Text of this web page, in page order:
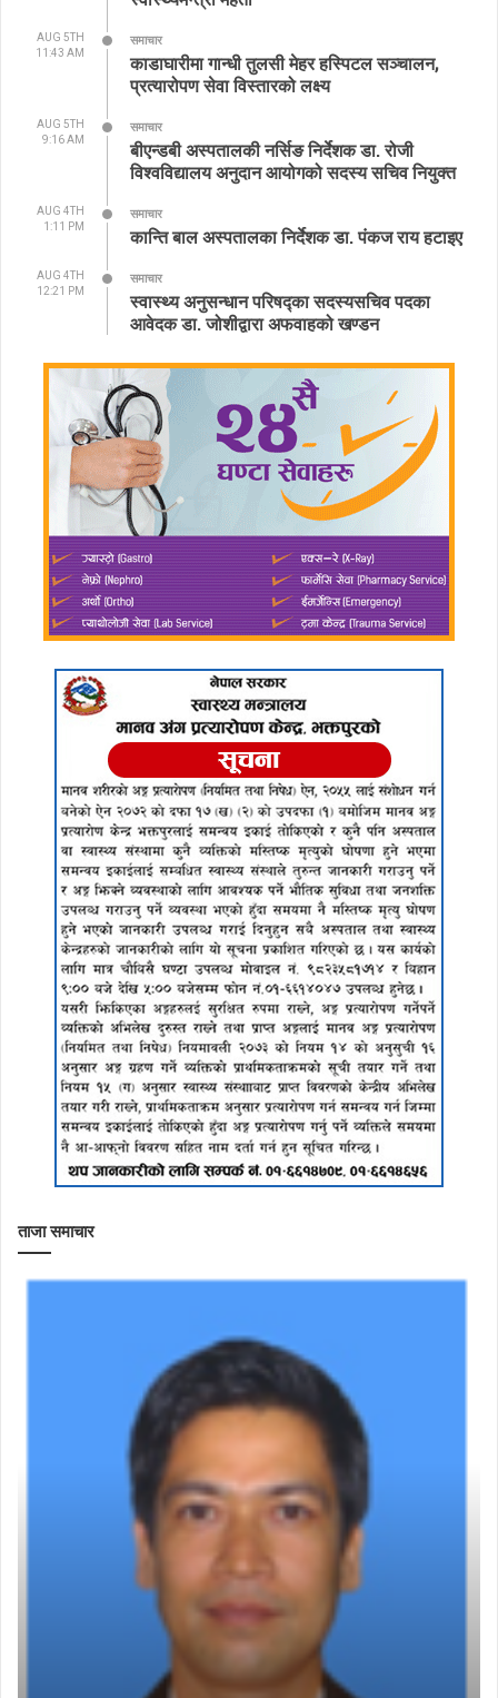
AUG 5TH
11:43 AM
समाचार
काडाघारीमा गान्धी तुलसी मेहर हस्पिटल सञ्चालन,
प्रत्यारोपण सेवा विस्तारको लक्ष्य
AUG 5TH
9:16 AM
समाचार
बीएन्डबी अस्पतालकी नर्सिङ निर्देशक डा. रोजी
विश्वविद्यालय अनुदान आयोगको सदस्य सचिव नियुक्त
AUG 4TH
1:11 PM
समाचार
कान्ति बाल अस्पतालका निर्देशक डा. पंकज राय हटाइए
AUG 4TH
12:21 PM
समाचार
स्वास्थ्य अनुसन्धान परिषद्का सदस्यसचिव पदका
आवेदक डा. जोशीद्वारा अफवाहको खण्डन
ताजा समाचार